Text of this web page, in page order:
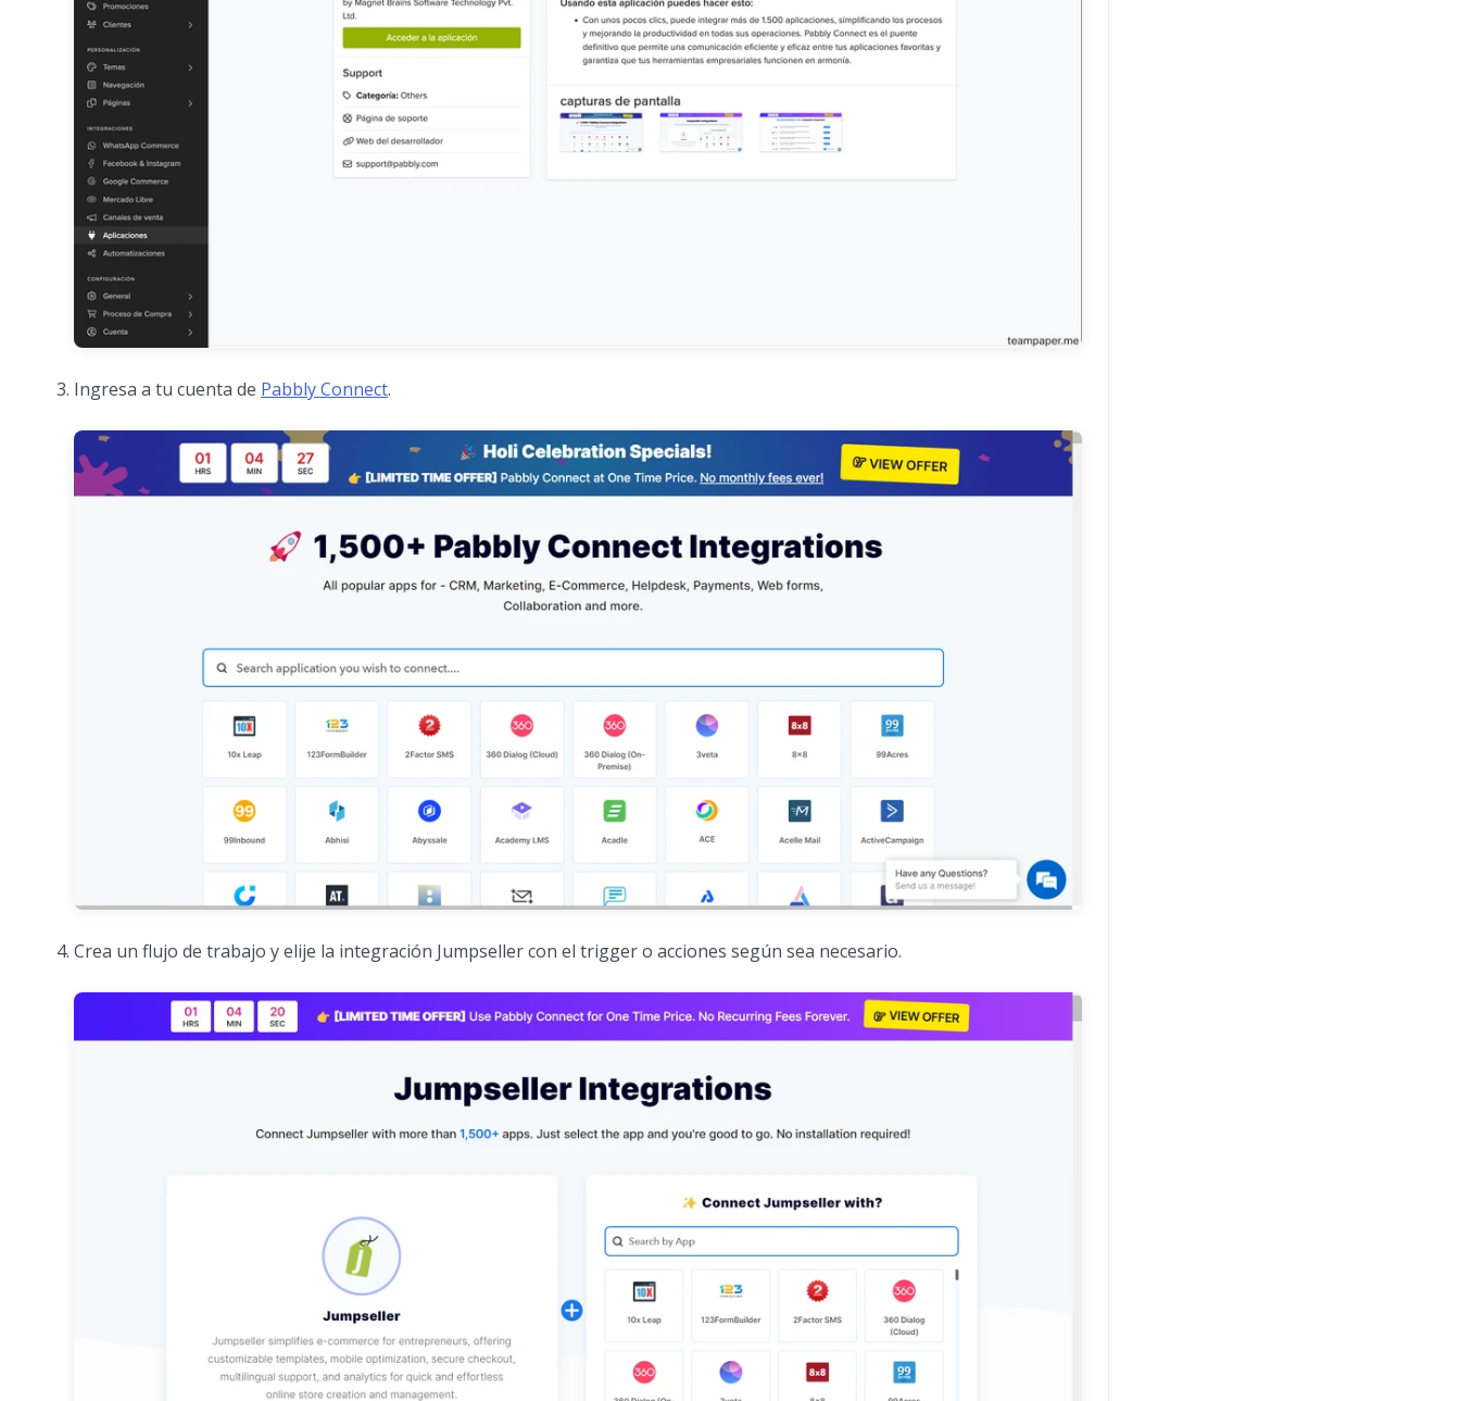
Ingresa a tu cuenta de Pabbly Connect.
Crea un flujo de trabajo y elije la integración Jumpseller con el trigger o acciones según sea necesario.